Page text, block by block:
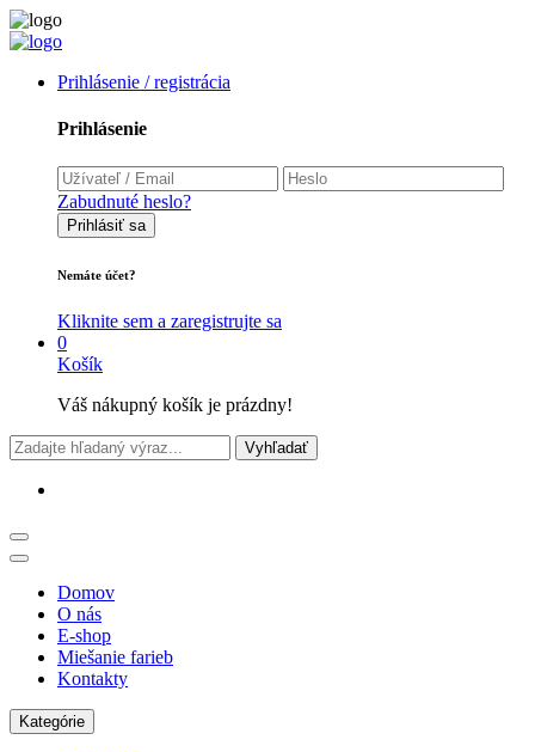
Prihlásenie / registrácia
Prihlásenie
Zabudnuté heslo?
Prihlásiť sa
Nemáte účet?
Kliknite sem a zaregistrujte sa
0
Košík
Váš nákupný košík je prázdny!
Vyhľadať
Domov
O nás
E-shop
Miešanie farieb
Kontakty
Kategórie